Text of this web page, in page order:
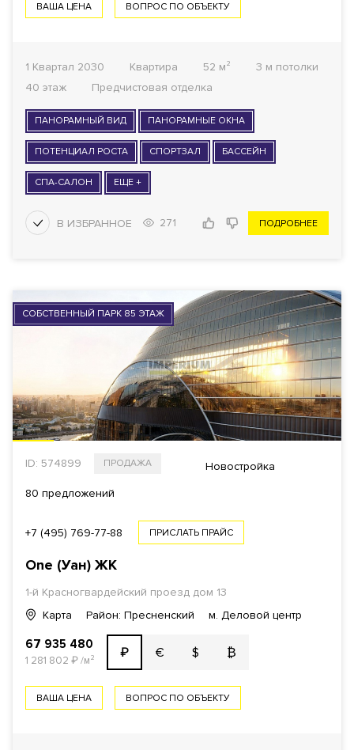
ВАША ЦЕНА ВОПРОС ПО ОБЪЕКТУ
1 Квартал 2030 Квартира 52 м²
3 м потолки
40 этаж
Предчистовая отделка
ПАНОРАМНЫЙ ВИД ПАНОРАМНЫЕ ОКНА
ПОТЕНЦИАЛ РОСТА СПОРТЗАЛ БАССЕЙН
СПА-САЛОН ЕЩЕ +
271 ПОДРОБНЕЕ
СОБСТВЕННЫЙ ПАРК 85 ЭТАЖ
ID: 574899 ПРОДАЖА Новостройка
80 предложений
+7 (495) 769-77-88 ПРИСЛАТЬ ПРАЙС
One (Уан) ЖК
1-й Красногвардейский проезд дом 13
Карта
Район: Пресненский м. Деловой центр
67 935 480
1 281 802 ₽/м² ₽ € $ ₿
ВАША ЦЕНА ВОПРОС ПО ОБЪЕКТУ